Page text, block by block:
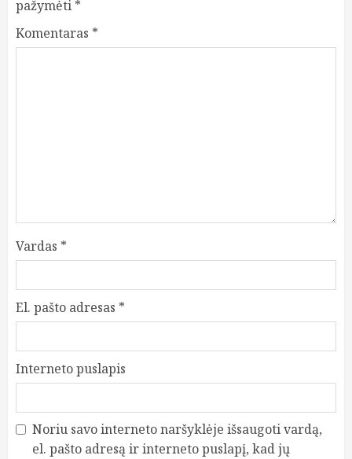
pažymėti *
Komentaras *
Vardas *
El. pašto adresas *
Interneto puslapis
Noriu savo interneto naršyklėje išsaugoti vardą,
el. pašto adresą ir interneto puslapį, kad jų